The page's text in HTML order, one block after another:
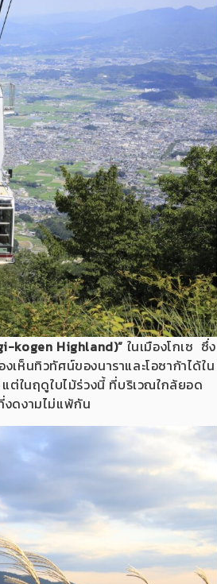
kogen Highland)” ในเมืองโกเซ ซึ่ง
ห็นทิวทัศน์ของนาราและโอซาก้าได้ใน
ต่ในฤดูใบไม้ร่วงนี้ ที่บริเวณใกล้ยอด
ดงามไม่แพ้กัน